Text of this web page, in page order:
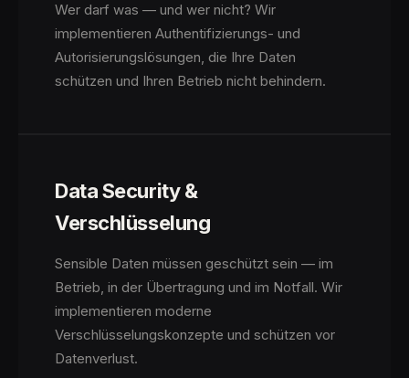
Wer darf was — und wer nicht? Wir
implementieren Authentifizierungs- und
Autorisierungslösungen, die Ihre Daten
schützen und Ihren Betrieb nicht behindern.
Data Security &
Verschlüsselung
Sensible Daten müssen geschützt sein — im
Betrieb, in der Übertragung und im Notfall. Wir
implementieren moderne
Verschlüsselungskonzepte und schützen vor
Datenverlust.